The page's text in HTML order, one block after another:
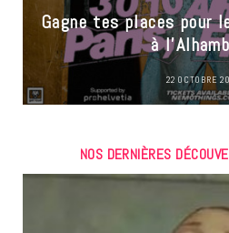
Gagne tes places pour
à
22 OCTOBRE
NOS DERNIÈRES